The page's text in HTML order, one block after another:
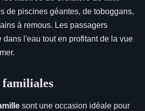
de piscines géantes, de toboggans,
à remous. Les passagers
dans l'eau tout en profitant de la vue
familiales
sont une occasion idéale pour